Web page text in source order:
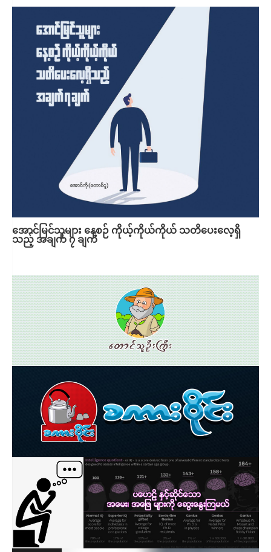
အောင်မြင်သူများ နေ့စဉ် ကိုယ့်ကိုယ်ကိုယ် သတိပေးလေ့ရှိ
သည့် အချက် ၇ ချက်